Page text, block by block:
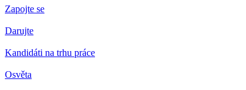
Zapojte se
Darujte
Kandidáti na trhu práce
Osvěta